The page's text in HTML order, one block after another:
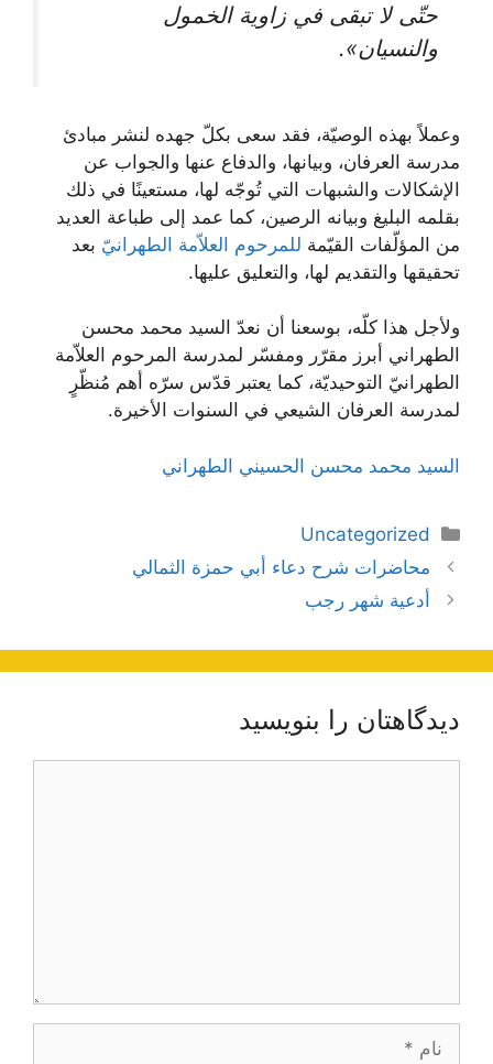
حتّى لا تبقى في زاوية الخمول
والنسيان».
وعملاً بهذه الوصيّة، فقد سعى بكلّ جهده لنشر مبادئ
مدرسة العرفان، وبيانها، والدفاع عنها والجواب عن
الإشكالات والشبهات التي تُوجّه لها، مستعينًا في ذلك
بقلمه البليغ وبيانه الرصين، كما عمد إلى طباعة العديد
من المؤلّفات القيّمة للمرحوم العلاّمة الطهرانيّ بعد
تحقيقها والتقديم لها، والتعليق عليها.
ولأجل هذا كلّه، بوسعنا أن نعدّ السيد محمد محسن
الطهراني أبرز مقرّر ومفسّر لمدرسة المرحوم العلاّمة
الطهرانيّ التوحيديّة، كما يعتبر قدّس سرّه أهم مُنظّرٍ
لمدرسة العرفان الشيعي في السنوات الأخيرة.
السيد محمد محسن الحسيني الطهراني
دسته‌ها
Uncategorized
ناوبری
نوشته‌ها
محاضرات شرح دعاء أبي حمزة الثمالي
أدعية شهر رجب
دیدگاهتان را بنویسید